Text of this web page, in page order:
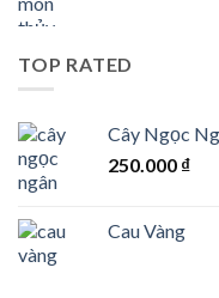
TOP RATED
Cây Ngọc
250.000 ₫
Cau Vàng